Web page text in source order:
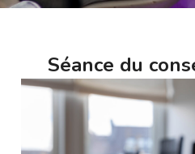
Séance du